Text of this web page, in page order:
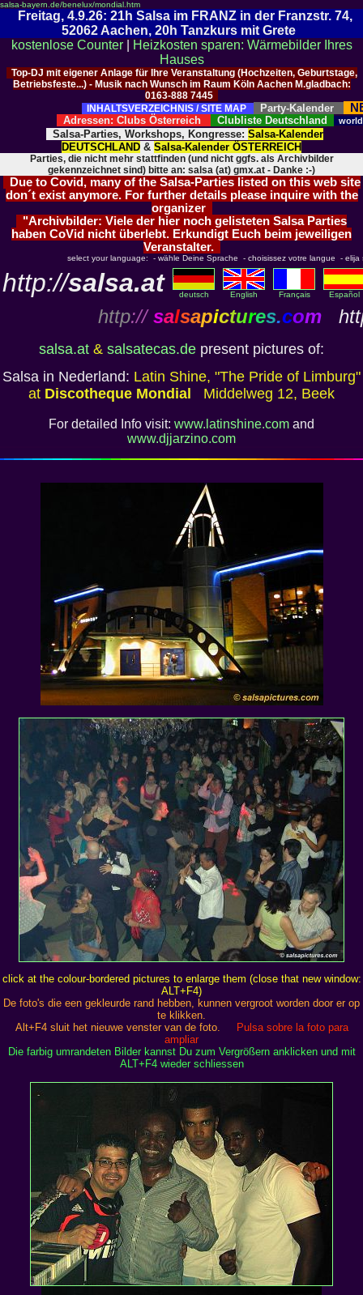
salsa-bayern.de/benelux/mondial.htm
Freitag, 4.9.26: 21h Salsa im FRANZ in der Franzstr. 74,
52062 Aachen, 20h Tanzkurs mit Grete
kostenlose Counter|
Heizkosten sparen: Wärmebilder Ihres
Hauses
Top-DJ mit eigener Anlage für Ihre Veranstaltung (Hochzeiten, Geburtstage,
Betriebsfeste...) - Musik nach Wunsch im Raum Köln Aachen M.gladbach:
0163-888 7445
INHALTSVERZEICHNIS / SITE MAP
Party-Kalender
Adressen: Clubs Österreich Clubliste Deutschland
Salsa-Parties, Workshops, Kongresse: Salsa-Kalender
DEUTSCHLAND & Salsa-Kalender ÖSTERREICH
Parties, die nicht mehr stattfinden (und nicht ggfs. als Archivbilder
gekennzeichnet sind) bitte an: salsa (at) gmx.at - Danke :-)
Due to Covid, many of the Salsa-Parties listed on this web site
don´t exist anymore. For further details please inquire with the
organizer
"Archivbilder: Viele der hier noch gelisteten Salsa Parties
haben CoVid nicht überlebt. Erkundigt Euch beim jeweiligen
Veranstalter.
select your language: - wähle Deine Sprache - choisissez votre langue -
http://salsa.at deutsch English Français Español
http:// salsapictures.com
salsa.at & salsatecas.de present pictures of:
Salsa in Nederland: Latin Shine, "The Pride of Limburg"
at Discotheque Mondial Middelweg 12, Beek
For detailed Info visit: www.latinshine.com and
www.djjarzino.com
click at the colour-bordered pictures to enlarge them (close that new window:
ALT+F4)
De foto's die een gekleurde rand hebben, kunnen vergroot worden door er op
te klikken.
Alt+F4 sluit het nieuwe venster van de foto.
Pulsa sobre la foto para
ampliar
Die farbig umrandeten Bilder kannst Du zum Vergrößern anklicken und mit
ALT+F4 wieder schliessen